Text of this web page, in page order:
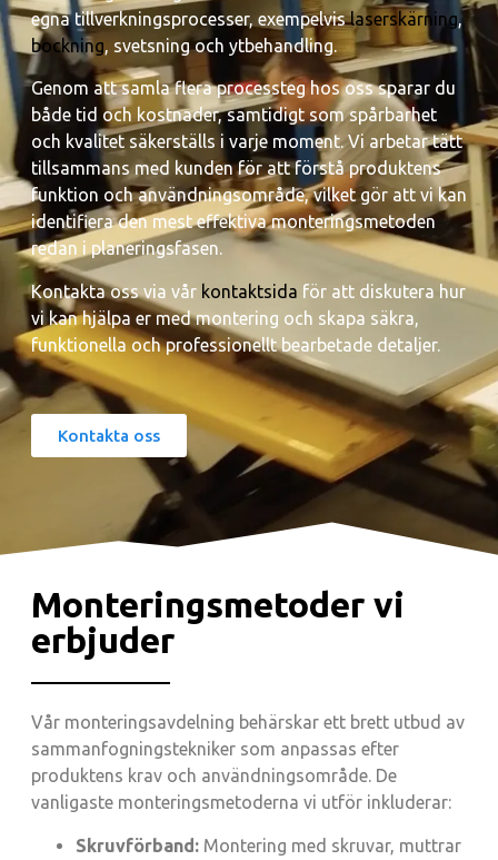
egna tillverkningsprocesser, exempelvislaserskärning,
bockning, svetsning och ytbehandling.
Genom att samla flera processteg hos oss sparar du
både tid och kostnader, samtidigt som spårbarhet
och kvalitet säkerställs i varje moment. Vi arbetar tätt
tillsammans med kunden för att förstå produktens
funktion och användningsområde, vilket gör att vi kan
identifiera den mest effektiva monteringsmetoden
redan i planeringsfasen.
Kontakta oss via vår kontaktsida för att diskutera hur
vi kan hjälpa er med montering och skapa säkra,
funktionella och professionellt bearbetade detaljer.
Kontakta oss
Monteringsmetoder vi
erbjuder
Vår monteringsavdelning behärskar ett brett utbud av
sammanfogningstekniker som anpassas efter
produktens krav och användningsområde. De
vanligaste monteringsmetoderna vi utför inkluderar:
Skruvförband: Montering med skruvar, muttrar